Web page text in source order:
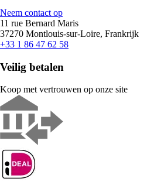
Neem contact op
11 rue Bernard Maris
37270 Montlouis-sur-Loire, Frankrijk
+33 1 86 47 62 58
Veilig betalen
Koop met vertrouwen op onze site